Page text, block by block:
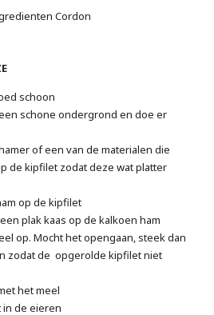
schoon
schone ondergrond en doe er
of een van de materialen die
de kipfilet zodat deze wat platter
op de kipfilet
plak kaas op de kalkoen ham
op. Mocht het opengaan, steek dan
zodat de opgerolde kipfilet niet
het meel
de eieren